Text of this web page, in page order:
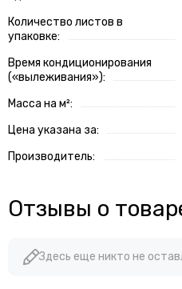
Количество листов в
упаковке:
Время кондиционирования
(«вылеживания»):
Масса на м²:
Цена указана за:
Производитель:
Отзывы о
Здесь еще никто не